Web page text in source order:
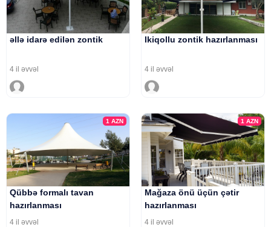
əllə idarə edilən zontik
4 il əvvəl
Ikiqollu zontik hazırlanması
4 il əvvəl
1AZN
Qübbə formalı tavan
hazırlanması
4 il əvvəl
1 AZN
Mağaza önü üçün çətir
hazırlanması
4 il əvvəl